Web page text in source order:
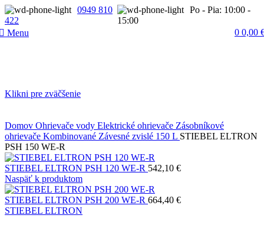
0949 810
422
Po - Pia: 10:00 -
15:00
Menu
0 0,00
Klikni pre zväčšenie
Domov Ohrievače vody Elektrické ohrievače Zásobníkové
ohrievače Kombinované Závesné zvislé 150 L STIEBEL ELTRON
PSH 150 WE-R
STIEBEL ELTRON PSH 120 WE-R 542,10 €
Naspäť k produktom
STIEBEL ELTRON PSH 200 WE-R 664,40 €
STIEBEL ELTRON